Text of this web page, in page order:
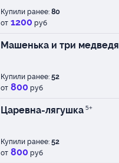
Купили ранее: 80
от 1200 руб
Машенька и три медведя
Купили ранее: 52
от 800 руб
Царевна-лягушка 5+
Купили ранее: 52
от 800 руб